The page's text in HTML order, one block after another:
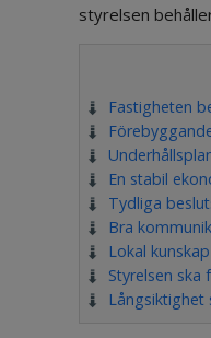
styrelsen
Fastigheten
En stabil
Tydliga
Bra
Lokal
Styrelsen